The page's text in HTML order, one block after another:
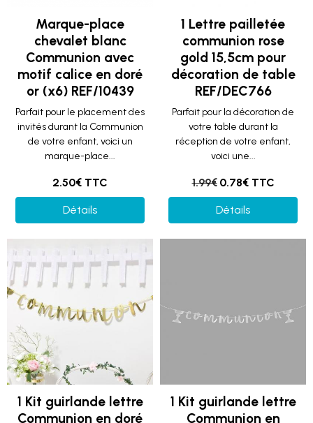
Marque-place
chevalet blanc
Communion avec
motif calice en doré
or (x6) REF/10439
Parfait pour le placement des
invités durant la Communion
de votre enfant, voici un
marque-place...
2.50€ TTC
Détails
1 Lettre pailletée
communion rose
gold 15,5cm pour
décoration de table
REF/DEC766
Parfait pour la décoration de
votre table durant la
réception de votre enfant,
voici une...
1.99€ 0.78€ TTC
Détails
1 Kit guirlande lettre
Communion en doré
1 Kit guirlande lettre
Communion en